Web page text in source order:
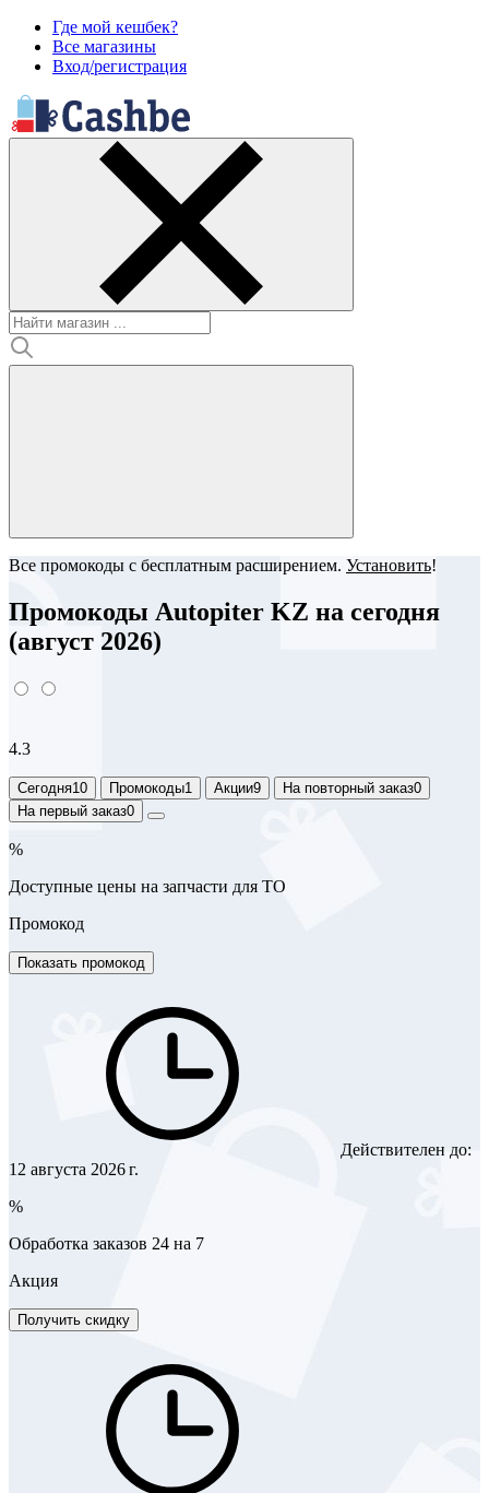
Где мой кешбек?
Все магазины
Вход/регистрация
Все промокоды с бесплатным расширением. Установить!
Промокоды Autopiter KZ на сегодня
(август 2026)
4.3
Сегодня10 Промокоды1 Акции9 На повторный заказ0
На первый заказ0
%
Доступные цены на запчасти для ТО
Промокод
Показать промокод
Действителен до:
12 августа 2026 г.
%
Обработка заказов 24 на 7
Акция
Получить скидку